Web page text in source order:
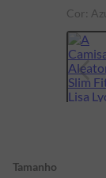
Cor:
Tamanho